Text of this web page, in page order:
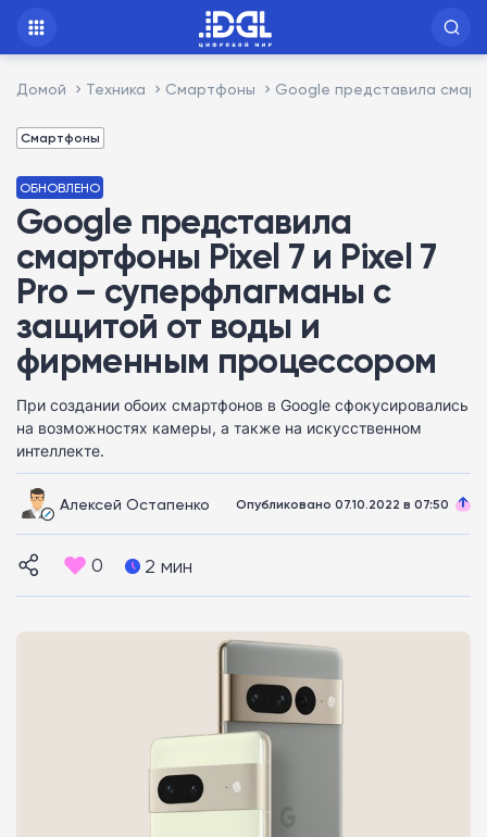
Домой Техника Смартфоны Google представила
Смартфоны
ОБНОВЛЕНО
Google представила
смартфоны Pixel 7 и Pixel 7
Pro – суперфлагманы с
защитой от воды и
фирменным процессором
При создании обоих смартфонов в Google сфокусировались
на возможностях камеры, а также на искусственном
интеллекте.
Алексей Остапенко Опубликовано 07.10.2022 в 07:50
0 2 мин